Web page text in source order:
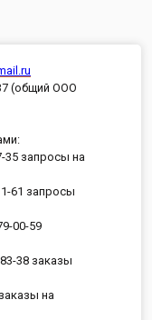
(общий ООО
35 запросы на
61 запросы
00-59
38 заказы
на